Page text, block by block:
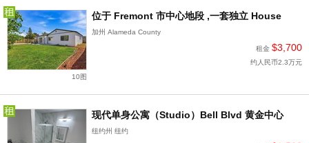
10图
位于 Fremont 市中心地段 ,一套独立 House
加州 Alameda County
租金 $3,700
约人民币2.3万元
现代单身公寓（Studio）Bell Blvd 黄金中心
纽约州 纽约